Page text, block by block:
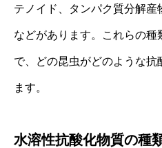
テノイド、タンパク質分解
などがあります。これらの種
で、どの昆虫がどのような抗
ます。
水溶性抗酸化物質の種